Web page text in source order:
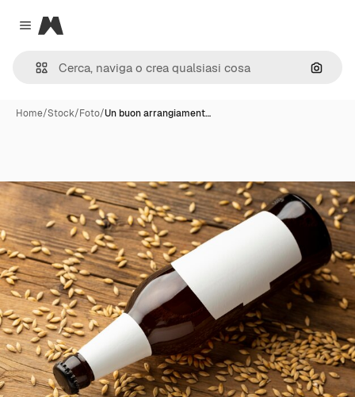
Close menu
Magnific
Cerca
Home/Stock/Foto/Un buon arrangiament…